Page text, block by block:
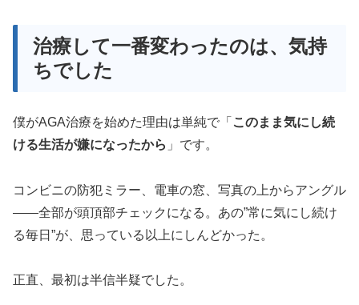
治療して一番変わったのは、気持
ちでした
僕がAGA治療を始めた理由は単純で「 このまま気にし続
ける生活が嫌になったから 」です。
コンビニの防犯ミラー、電車の窓、写真の上からアングル
——全部が頭頂部チェックになる。あの”常に気にし続け
る毎日”が、思っている以上にしんどかった。
正直、最初は半信半疑でした。